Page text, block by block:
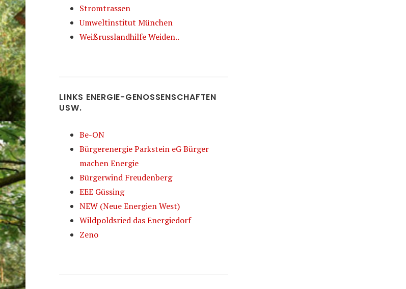
Stromtrassen
Umweltinstitut München
Weißrusslandhilfe Weiden..
LINKS ENERGIE-GENOSSENSCHAFTEN
USW.
Be-ON
Bürgerenergie Parkstein eG Bürger
machen Energie
Bürgerwind Freudenberg
EEE Güssing
NEW (Neue Energien West)
Wildpoldsried das Energiedorf
Zeno